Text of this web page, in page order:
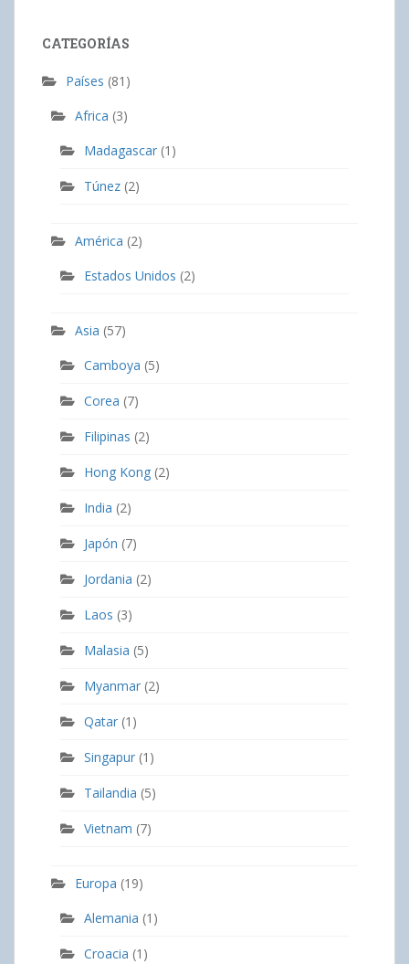
CATEGORÍAS
Países (81)
Africa (3)
Madagascar (1)
Túnez (2)
América (2)
Estados Unidos (2)
Asia (57)
Camboya (5)
Corea (7)
Filipinas (2)
Hong Kong (2)
India (2)
Japón (7)
Jordania (2)
Laos (3)
Malasia (5)
Myanmar (2)
Qatar (1)
Singapur (1)
Tailandia (5)
Vietnam (7)
Europa (19)
Alemania (1)
Croacia (1)